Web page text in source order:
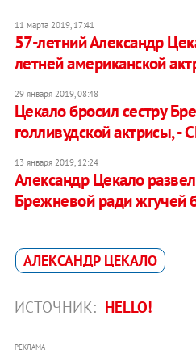
11 марта 2019, 17:41
57-летний Александр
летней американской
29 января 2019, 08:48
Цекало бросил сестру
голливудской актрисы, -
13 января 2019, 12:24
Александр Цекало
Брежневой ради жгучей
АЛЕКСАНДР ЦЕКАЛО
ИСТОЧНИК: HELLO!
РЕКЛАМА